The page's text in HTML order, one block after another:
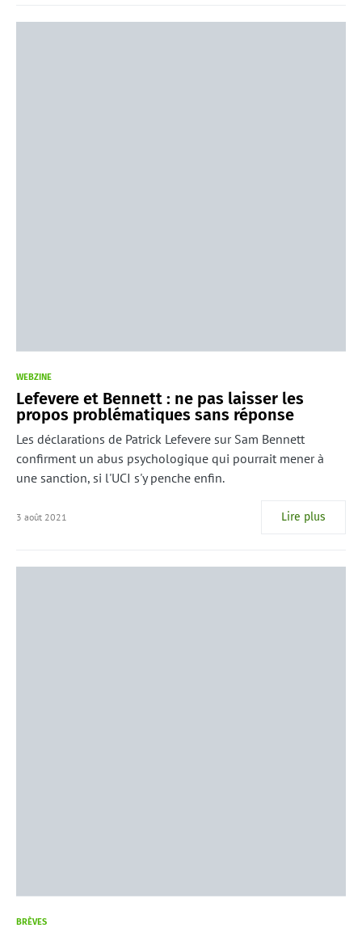
WEBZINE
Lefevere et Bennett : ne pas laisser les
propos problématiques sans réponse
Les déclarations de Patrick Lefevere sur Sam Bennett
confirment un abus psychologique qui pourrait mener à
une sanction, si l'UCI s'y penche enfin.
3 août 2021 Lire plus
BRÈVES